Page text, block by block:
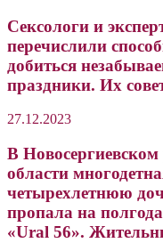
Сексологи и
перечислили
добиться
праздники. Их
27.12.2023
В
области
четырехлетнюю
пропала на
«Ural 56».